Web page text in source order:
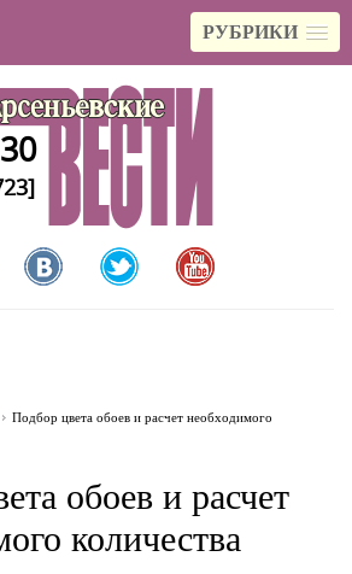
РУБРИКИ
30
Подбор цвета обоев и расчет необходимого
обоев и расчет
количества